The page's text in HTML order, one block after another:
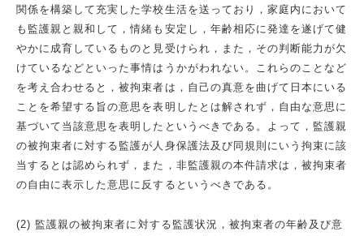
関係を構築して充実した学校生活を送っており，家庭内において
も監護親と親和して，情緒も安定し，年齢相応に発達を遂げて健
やかに成育しているものと見受けられ，また，その判断能力が欠
けているなどといった事情はうかがわれない。これらのことなど
を考え合わせると，被拘束者は，自己の真意を曲げて日本にいる
ことを希望する旨の意思を表明したとは解されず，自由な意思に
基づいて当該意思を表明したというべきである。よって，監護親
の被拘束者に対する監護が人身保護法及び同規則にいう拘束に該
当するとは認められず，また，非監護親の本件請求は，被拘束者
の自由に表示した意思に反するというべきである。
(2) 監護親の被拘束者に対する監護状況，被拘束者の年齢及び意